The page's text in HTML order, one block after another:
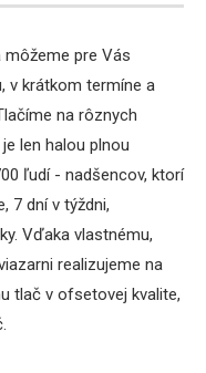
pre Vás
v krátkom termíne a
na rôznych
len halou plnou
ľudí - nadšencov, ktorí
7 dní v týždni,
Vďaka vlastnému,
realizujeme na
tlač v ofsetovej kvalite,